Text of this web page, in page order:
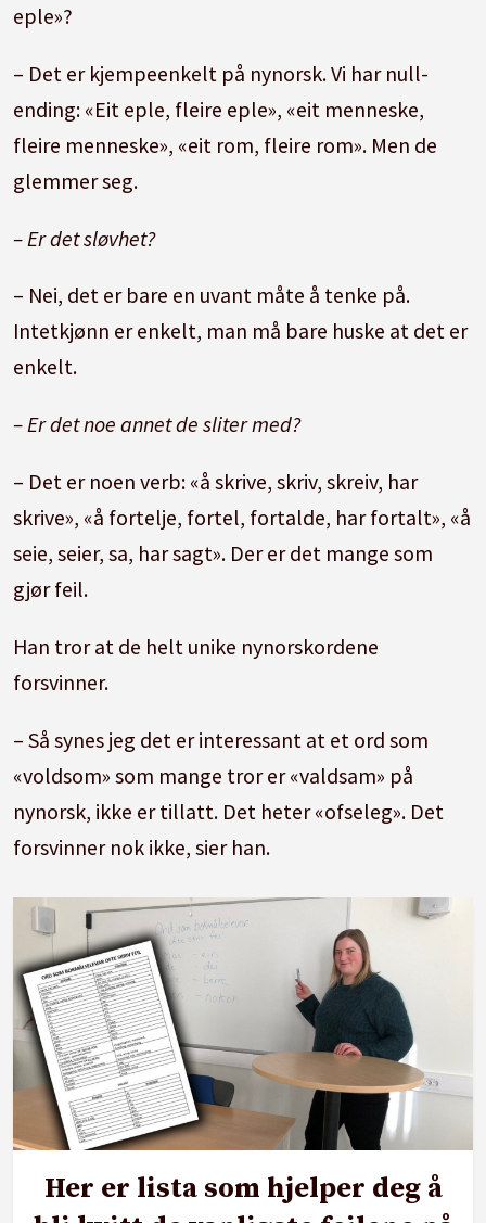
eple»?
– Det er kjempeenkelt på nynorsk. Vi har null-
ending: «Eit eple, fleire eple», «eit menneske,
fleire menneske», «eit rom, fleire rom». Men de
glemmer seg.
– Er det sløvhet?
– Nei, det er bare en uvant måte å tenke på.
Intetkjønn er enkelt, man må bare huske at det er
enkelt.
– Er det noe annet de sliter med?
– Det er noen verb: «å skrive, skriv, skreiv, har
skrive», «å fortelje, fortel, fortalde, har fortalt», «å
seie, seier, sa, har sagt». Der er det mange som
gjør feil.
Han tror at de helt unike nynorskordene
forsvinner.
– Så synes jeg det er interessant at et ord som
«voldsom» som mange tror er «valdsam» på
nynorsk, ikke er tillatt. Det heter «ofseleg». Det
forsvinner nok ikke, sier han.
Her er lista som hjelper deg å